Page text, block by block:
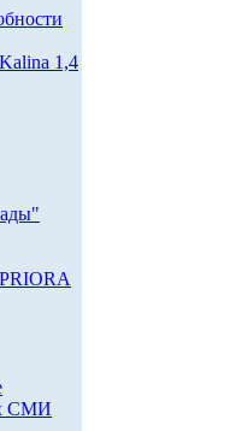
1,4
СМИ